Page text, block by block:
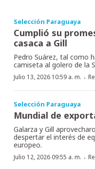
Selección Paraguaya
Cumplió su
casaca a Gill
Pedro Suárez, tal como
camiseta al golero de la
Julio 13, 2026 10:59 a. m. ·
Selección Paraguaya
Mundial de
Galarza y Gill
despertar el interés de
europeo.
Julio 12, 2026 09:55 a. m. ·